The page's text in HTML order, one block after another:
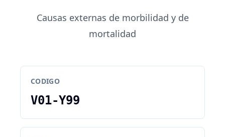
Causas externas de morbilidad y de
mortalidad
CODIGO
V01-Y99